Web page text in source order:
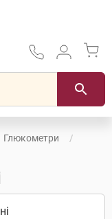
Глюкометри